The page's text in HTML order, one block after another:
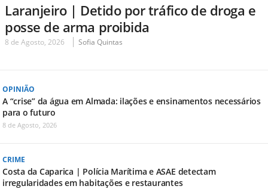
Laranjeiro | Detido por tráfico de droga e
posse de arma proibida
8 de Agosto, 2026 Sofia Quintas
OPINIÃO
A “crise” da água em Almada: ilações e ensinamentos necessários
para o futuro
8 de Agosto, 2026
CRIME
Costa da Caparica | Polícia Marítima e ASAE detectam
irregularidades em habitações e restaurantes